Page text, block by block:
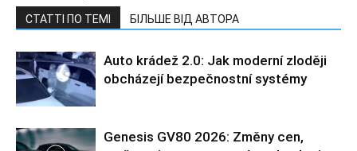
СТАТТІ ПО ТЕМІ БІЛЬШЕ ВІД АВТОРА
Auto krádež 2.0: Jak moderní zloději
obcházejí bezpečnostní systémy
Genesis GV80 2026: Změny cen,